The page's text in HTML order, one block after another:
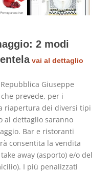
2 modi
vai al dettaglio
Giuseppe
prevede, per i
riapertura dei diversi tipi
al dettaglio saranno
Bar e ristoranti
consentita la vendita
away (asporto) e/o del
I più penalizzati